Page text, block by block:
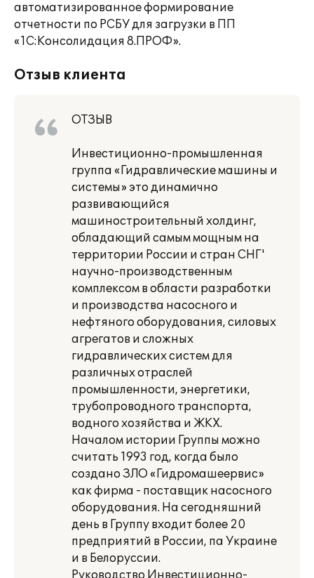
автоматизированное формирование
отчетности по РСБУ для загрузки в ПП
«1С:Консолидация 8.ПРОФ».
Отзыв клиента
ОТЗЫВ
Инвестиционно-промышленная
группа «Гидравлические машины и
системы» это динамично
развивающийся
машиностроительный холдинг,
обладающий самым мощным на
территории России и стран СНГ'
научно-производственным
комплексом в области разработки
и производства насосного и
нефтяного оборудования, силовых
агрегатов и сложных
гидравлических систем для
различных отраслей
промышленности, энергетики,
трубопроводного транспорта,
водного хозяйства и ЖКХ.
Началом истории Группы можно
считать 1993 год, когда было
создано ЗЛО «Гидромашеервис»
как фирма - поставщик насосного
оборудования. На сегодняшний
день в Группу входит более 20
предприятий в России, па Украине
и в Белоруссии.
Руководство Инвестиционно-